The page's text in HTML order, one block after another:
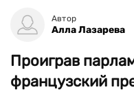
Автор
Алла Лазарева
Проиграв
французский